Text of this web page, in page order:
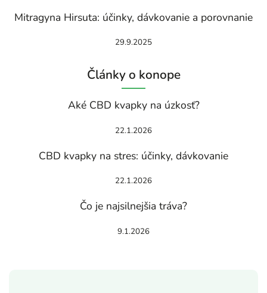
Mitragyna Hirsuta: účinky, dávkovanie a porovnanie
29.9.2025
Články o konope
Aké CBD kvapky na úzkosť?
22.1.2026
CBD kvapky na stres: účinky, dávkovanie
22.1.2026
Čo je najsilnejšia tráva?
9.1.2026